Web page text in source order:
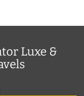
Luxe &